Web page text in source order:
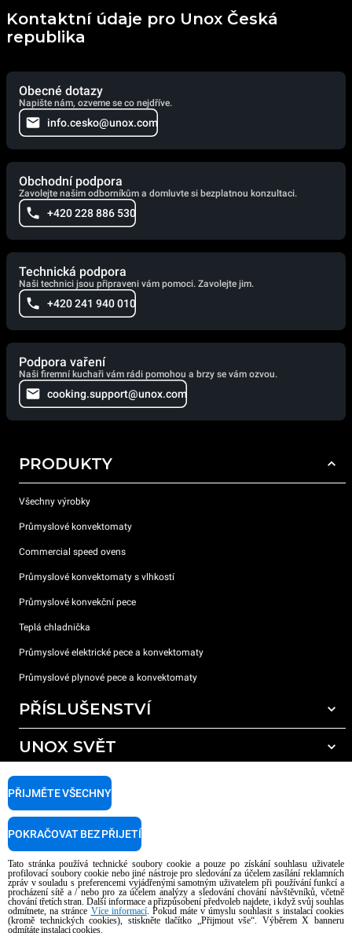
Kontaktní údaje pro Unox Česká
republika
Obecné dotazy
Napište nám, ozveme se co nejdříve.
info.cesko@unox.com
Obchodní podpora
Zavolejte našim odborníkům a domluvte si bezplatnou konzultaci.
+420 228 886 530
Technická podpora
Naši technici jsou připraveni vám pomoci. Zavolejte jim.
+420 241 940 010
Podpora vaření
Naši firemní kuchaři vám rádi pomohou a brzy se vám ozvou.
cooking.support@unox.com
PRODUKTY
Všechny výrobky
Průmyslové konvektomaty
Commercial speed ovens
Průmyslové konvektomaty s vlhkostí
Průmyslové konvekční pece
Teplá chladnička
Průmyslové elektrické pece a konvektomaty
Průmyslové plynové pece a konvektomaty
PŘÍSLUŠENSTVÍ
Všechna příslušenství
Čisticí prostředky pro ruční mytí
Úprava vody pryskyřičnými filtry
Úprava vody reverzní osmózou
UNOX SVĚT
Naše pobočky po celém světě
PODPORA
Najděte Servisní Střediska
Copyright 2026 UNOX S.p.A. Všechna práva vyhrazena. Reg. Imp. Padova n °
04230750285 - REA Padova 372835 - Cap. Soc. 5.000.000 € iv - P.IVA / CF
04230750285 - IT WEEE Reg. No. IT08020000000377
AI Content Disclaimer Privacy policy Cookie policy
Tato stránka používá technické soubory cookie a pouze po získání souhlasu uživatele
profilovací soubory cookie nebo jiné nástroje pro sledování za účelem zasílání reklamních
zpráv v souladu s preferencemi vyjádřenými samotným uživatelem při používání funkcí a
procházení sítě a / nebo pro za účelem analýzy a sledování chování návštěvníků, včetně
chování třetích stran. Další informace a přizpůsobení předvoleb najdete, i když svůj souhlas
odmítnete, na stránce Více informací. Pokud máte v úmyslu souhlasit s instalací cookies
(kromě technických cookies), stiskněte tlačítko „Přijmout vše“. Výběrem X banneru
odmítáte instalaci cookies.
PŘIJMĚTE VŠECHNY
POKRAČOVAT BEZ PŘIJETÍ